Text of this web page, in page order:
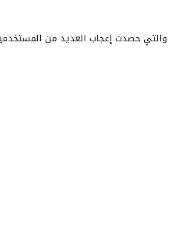
والتي حصدت إعجاب العديد من